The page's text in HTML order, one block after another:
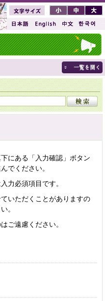
にある「入力確認」ボタン
でください。
力必須項目です。
いただくことがありますの
。
ご遠慮ください。